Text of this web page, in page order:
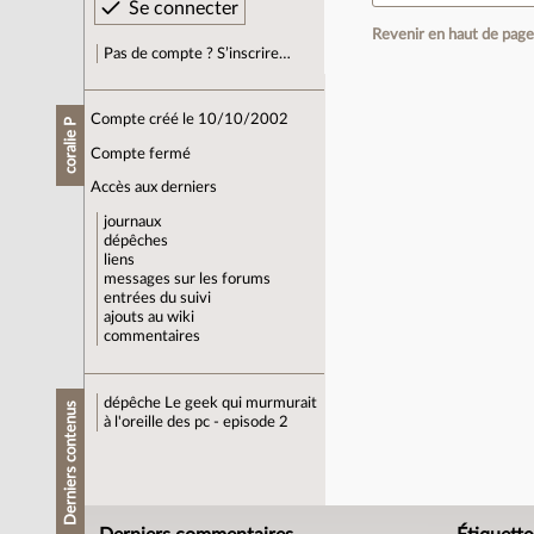
Pas de compte ? S’inscrire…
coralie P Compte créé le 10/10/2002
Compte fermé
Accès aux derniers
journaux
dépêches
liens
messages sur les forums
entrées du suivi
ajouts au wiki
commentaires
Derniers contenus dépêche
Le geek qui murmurait
à l'oreille des pc - episode 2
Revenir en haut de page